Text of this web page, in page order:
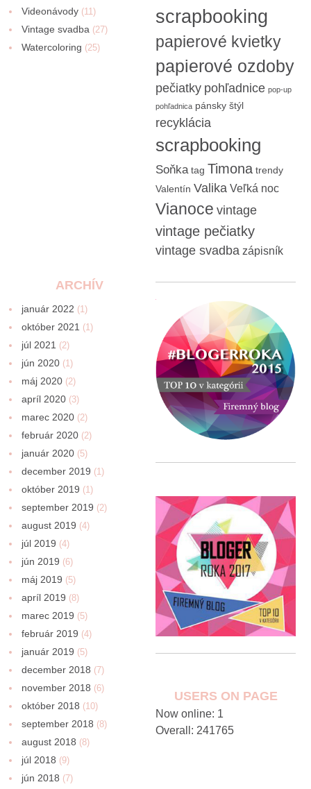
Videonávody (11)
Vintage svadba (27)
Watercoloring (25)
scrapbooking
papierové kvietky
papierové ozdoby
pečiatky pohľadnice pop-up
pohľadnica pánsky štýl
recyklácia
scrapbooking
Soňka tag Timona trendy
Valentín Valika Veľká noc
Vianoce vintage
vintage pečiatky
vintage svadba zápisník
ARCHÍV
január 2022 (1)
október 2021 (1)
júl 2021 (2)
jún 2020 (1)
máj 2020 (2)
apríl 2020 (3)
marec 2020 (2)
február 2020 (2)
január 2020 (5)
december 2019 (1)
október 2019 (1)
september 2019 (2)
august 2019 (4)
júl 2019 (4)
jún 2019 (6)
máj 2019 (5)
apríl 2019 (8)
marec 2019 (5)
február 2019 (4)
január 2019 (5)
december 2018 (7)
november 2018 (6)
október 2018 (10)
september 2018 (8)
august 2018 (8)
júl 2018 (9)
jún 2018 (7)
USERS ON PAGE
Now online: 1
Overall: 241765